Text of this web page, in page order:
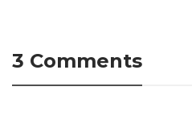
3 Comments